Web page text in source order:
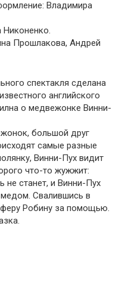
Владимира
Никоненко.
Прошлакова, Андрей
спектакля сделана
английского
о медвежонке Винни-
большой друг
самые разные
Винни-Пух видит
что-то жужжит:
станет, и Винни-Пух
медом. Свалившись в
Робину за помощью.